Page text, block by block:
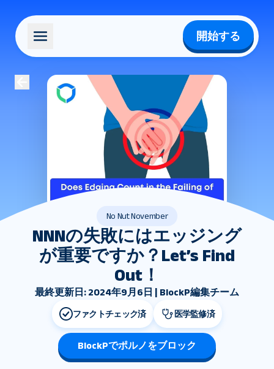
開始する
No Nut November
NNNの失敗にはエッジング
が重要ですか？Let’s Find
Out！
最終更新日: 2024年9月6日 | BlockP編集チーム
ファクトチェック済 医学監修済
BlockPでポルノをブロック